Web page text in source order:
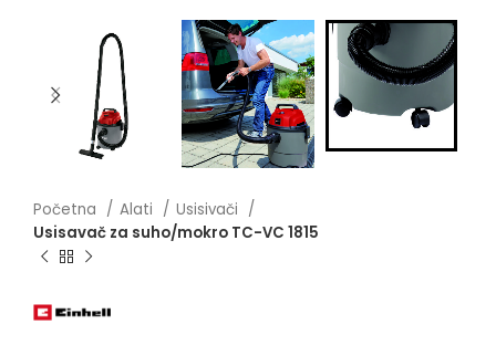
Početna Alati
Usisivači
Usisavač za suho/mokro TC-VC 1815